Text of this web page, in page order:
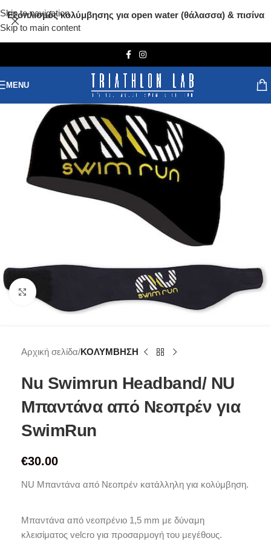
Skip to navigation
Skip to main content
Εξοπλισμός κολύμβησης για open water (θάλασσα) & πισίνα
MENU
Click to enlarge
Αρχική σελίδα ΚΟΛΥΜΒΗΣΗ
Nu Swimrun Headband/ NU
Μπαντάνα από Νεοπρέν για
SwimRun
€30.00
NU Μπαντάνα από Νεοπρέν κατάλληλη για κολύμβηση.
Μπαντάνα από νεοπρένιο 1,5 mm με δύναμη
κλεισίματος velcro για προσαρμογή του μεγέθους.